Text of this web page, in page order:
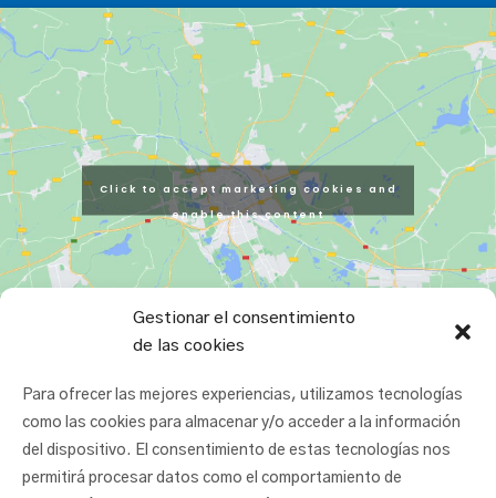
Gestionar el consentimiento
de las cookies
Para ofrecer las mejores experiencias, utilizamos tecnologías
como las cookies para almacenar y/o acceder a la información
del dispositivo. El consentimiento de estas tecnologías nos
permitirá procesar datos como el comportamiento de
Click to accept marketing cookies and
enable this content